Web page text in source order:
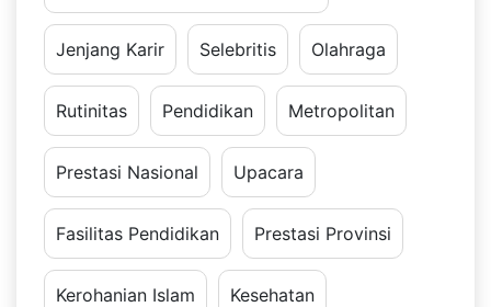
Jenjang Karir Selebritis Olahraga
Rutinitas Pendidikan Metropolitan
Prestasi Nasional Upacara
Fasilitas Pendidikan Prestasi Provinsi
Kerohanian Islam Kesehatan